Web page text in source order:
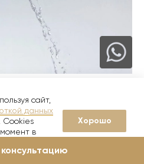
сайт,
данных
Cookies
в
Хорошо